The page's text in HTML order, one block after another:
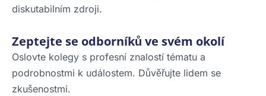
diskutabilním zdroji.
Zeptejte se odborníků ve svém okolí
Oslovte kolegy s profesní znalostí tématu a
podrobnostmi k událostem. Důvěřujte lidem se
zkušenostmi.